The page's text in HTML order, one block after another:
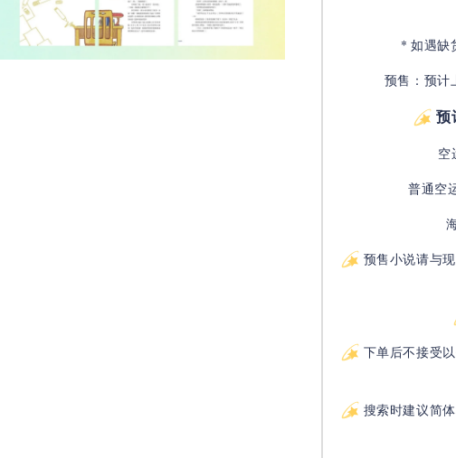
* 如遇缺
预售：预计
预
空
普通空
预售小说请与
下单后不接受
搜索时建议简